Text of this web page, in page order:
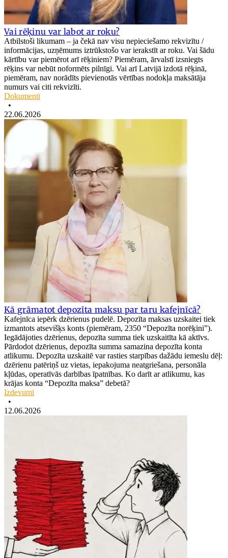
Vai rēķinu var labot ar roku?
Atbilstoši likumam – ja čekā nav visu nepieciešamo rekvizītu /
informācijas, uzņēmums iztrūkstošo var ierakstīt ar roku. Vai šādu
kārtību var piemērot arī rēķiniem? Piemēram, ārvalstī izsniegts
rēķins var nebūt noformēts pilnīgi. Vai arī Latvijā izdotā rēķinā,
piemēram, nav norādīts pievienotās vērtības nodokļa maksātāja
numurs vai citi rekvizīti.
Dokumenti
•
22.06.2026
Kā grāmatot depozīta maksu par taru kafejnīcā?
Kafejnīca iepērk dzērienus pudelē. Depozīta maksas uzskaitei tiek
izmantots atsevišķs konts (piemēram, 2350 “Depozīta norēķini”).
Iegādājoties dzērienus, depozīta summa tiek uzskaitīta kā aktīvs.
Pārdodot dzērienus, depozīta summa samazina depozīta konta
atlikumu. Depozīta uzskaitē var rasties starpības dažādu iemeslu dēļ:
dzērienu patēriņš uz vietas, iepakojuma neatgriešana, personāla
kļūdas, operatīvās darbības īpatnības. Ko darīt ar atlikumu, kas
krājas konta “Depozīta maksa” debetā?
Izdevumi
•
12.06.2026